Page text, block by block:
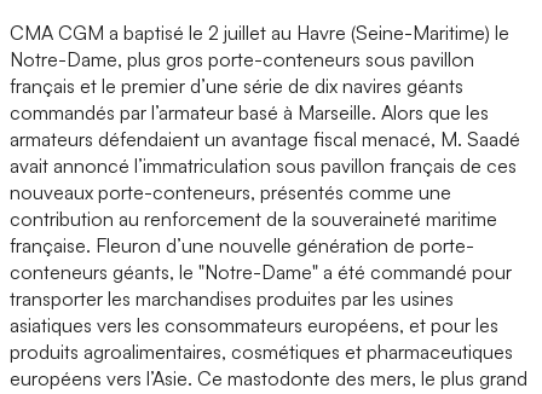
CMA CGM a baptisé le 2 juillet au Havre (Seine-Maritime) le
Notre-Dame, plus gros porte-conteneurs sous pavillon
français et le premier d’une série de dix navires géants
commandés par l’armateur basé à Marseille. Alors que les
armateurs défendaient un avantage fiscal menacé, M. Saadé
avait annoncé l’immatriculation sous pavillon français de ces
nouveaux porte-conteneurs, présentés comme une
contribution au renforcement de la souveraineté maritime
française. Fleuron d’une nouvelle génération de porte-
conteneurs géants, le "Notre-Dame" a été commandé pour
transporter les marchandises produites par les usines
asiatiques vers les consommateurs européens, et pour les
produits agroalimentaires, cosmétiques et pharmaceutiques
européens vers l’Asie. Ce mastodonte des mers, le plus grand